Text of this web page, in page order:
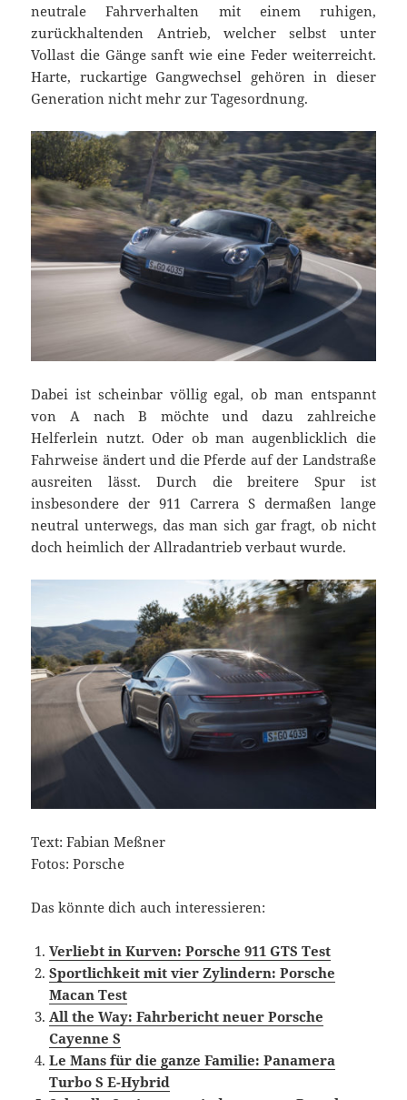
neutrale Fahrverhalten mit einem ruhigen,
zurückhaltenden Antrieb, welcher selbst unter
Vollast die Gänge sanft wie eine Feder weiterreicht.
Harte, ruckartige Gangwechsel gehören in dieser
Generation nicht mehr zur Tagesordnung.
Dabei ist scheinbar völlig egal, ob man entspannt
von A nach B möchte und dazu zahlreiche
Helferlein nutzt. Oder ob man augenblicklich die
Fahrweise ändert und die Pferde auf der Landstraße
ausreiten lässt. Durch die breitere Spur ist
insbesondere der 911 Carrera S dermaßen lange
neutral unterwegs, das man sich gar fragt, ob nicht
doch heimlich der Allradantrieb verbaut wurde.
Text: Fabian Meßner
Fotos: Porsche
Das könnte dich auch interessieren:
Verliebt in Kurven: Porsche 911 GTS Test
Sportlichkeit mit vier Zylindern: Porsche
Macan Test
All the Way: Fahrbericht neuer Porsche
Cayenne S
Le Mans für die ganze Familie: Panamera
Turbo S E-Hybrid